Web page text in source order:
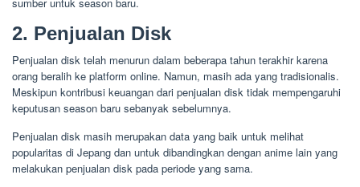
2. Penjualan Disk
Penjualan disk telah menurun dalam beberapa tahun terakhir karena
orang beralih ke platform online. Namun, masih ada yang tradisionalis.
Meskipun kontribusi keuangan dari penjualan disk tidak mempengaruhi
keputusan season baru sebanyak sebelumnya.
Penjualan disk masih merupakan data yang baik untuk melihat
popularitas di Jepang dan untuk dibandingkan dengan anime lain yang
melakukan penjualan disk pada periode yang sama.